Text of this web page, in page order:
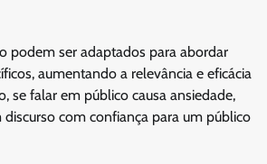
podem ser adaptados para abordar
aumentando a relevância e eficácia
se falar em público causa ansiedade,
com confiança para um público